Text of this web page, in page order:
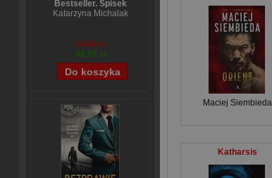
Bestseller. Spisek
Katarzyna Michalak
59,84 zł
48,07 zł
Maciej Siembieda
Katharsis